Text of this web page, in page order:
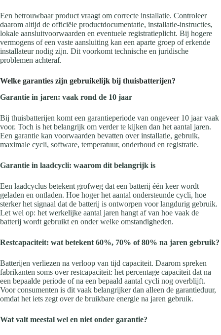
Een betrouwbaar product vraagt om correcte installatie. Controleer
daarom altijd de officiële productdocumentatie, installatie-instructies,
lokale aansluitvoorwaarden en eventuele registratieplicht. Bij hogere
vermogens of een vaste aansluiting kan een aparte groep of erkende
installateur nodig zijn. Dit voorkomt technische en juridische
problemen achteraf.
Welke garanties zijn gebruikelijk bij thuisbatterijen?
Garantie in jaren: vaak rond de 10 jaar
Bij thuisbatterijen komt een garantieperiode van ongeveer 10 jaar vaak
voor. Toch is het belangrijk om verder te kijken dan het aantal jaren.
Een garantie kan voorwaarden bevatten over installatie, gebruik,
maximale cycli, software, temperatuur, onderhoud en registratie.
Garantie in laadcycli: waarom dit belangrijk is
Een laadcyclus betekent grofweg dat een batterij één keer wordt
geladen en ontladen. Hoe hoger het aantal ondersteunde cycli, hoe
sterker het signaal dat de batterij is ontworpen voor langdurig gebruik.
Let wel op: het werkelijke aantal jaren hangt af van hoe vaak de
batterij wordt gebruikt en onder welke omstandigheden.
Restcapaciteit: wat betekent 60%, 70% of 80% na jaren gebruik?
Batterijen verliezen na verloop van tijd capaciteit. Daarom spreken
fabrikanten soms over restcapaciteit: het percentage capaciteit dat na
een bepaalde periode of na een bepaald aantal cycli nog overblijft.
Voor consumenten is dit vaak belangrijker dan alleen de garantieduur,
omdat het iets zegt over de bruikbare energie na jaren gebruik.
Wat valt meestal wel en niet onder garantie?